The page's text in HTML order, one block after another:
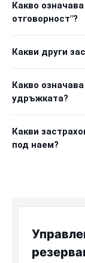
Какво
отговорност"?
Какви други
Какво
удръжката?
Какви
под наем?